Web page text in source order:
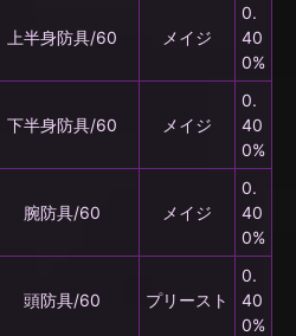
上半身防具/60 メイジ
0.
40
0%
下半身防具/60 メイジ
0.
40
0%
腕防具/60 メイジ
0.
40
0%
頭防具/60 プリースト
0.
40
0%